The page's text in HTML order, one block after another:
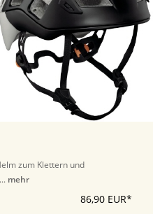
zum Klettern und
mehr
86,90 EUR*